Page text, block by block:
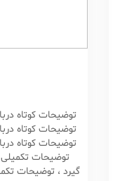
توضیحات کوتاه
توضیحات کوتاه
توضیحات کوتاه
توضیحات تکمیلی
گیرد ، توضیحات